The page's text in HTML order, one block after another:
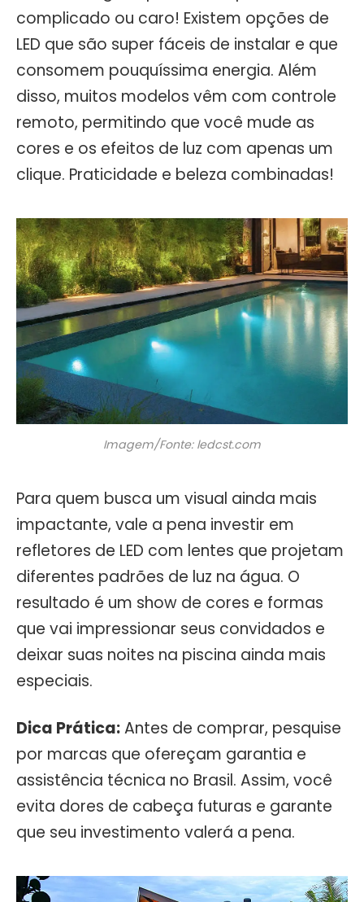
complicado ou caro! Existem opções de
LED que são super fáceis de instalar e que
consomem pouquíssima energia. Além
disso, muitos modelos vêm com controle
remoto, permitindo que você mude as
cores e os efeitos de luz com apenas um
clique. Praticidade e beleza combinadas!
Imagem/Fonte: ledcst.com
Para quem busca um visual ainda mais
impactante, vale a pena investir em
refletores de LED com lentes que projetam
diferentes padrões de luz na água. O
resultado é um show de cores e formas
que vai impressionar seus convidados e
deixar suas noites na piscina ainda mais
especiais.
Dica Prática:Antes de comprar, pesquise
por marcas que ofereçam garantia e
assistência técnica no Brasil. Assim, você
evita dores de cabeça futuras e garante
que seu investimento valerá a pena.